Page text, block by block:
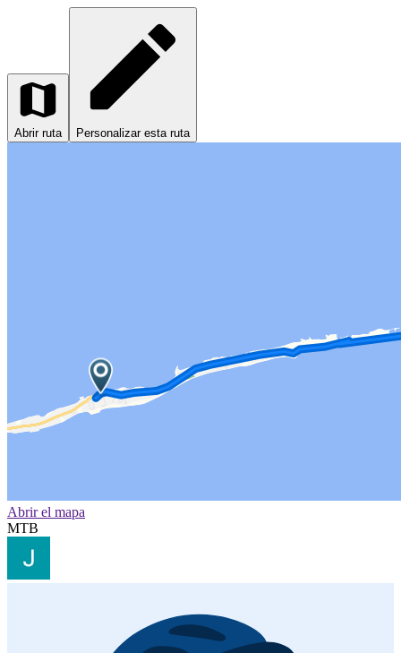
Abrir ruta Personalizar esta ruta
Abrir el mapa
MTB